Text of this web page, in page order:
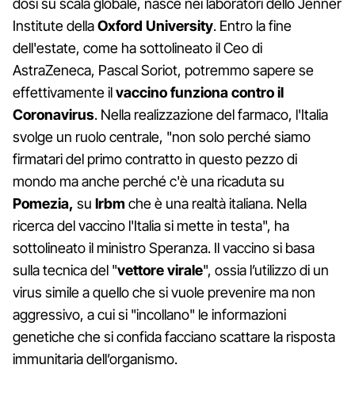
dosi su scala globale, nasce nei laboratori dello Jenner
Institute dellaOxford University. Entro la fine
dell'estate, come ha sottolineato il Ceo di
AstraZeneca, Pascal Soriot, potremmo sapere se
effettivamente ilvaccino funziona contro il
Coronavirus. Nella realizzazione del farmaco, l'Italia
svolge un ruolo centrale, "non solo perché siamo
firmatari del primo contratto in questo pezzo di
mondo ma anche perché c'è una ricaduta su
Pomezia, su Irbm che è una realtà italiana. Nella
ricerca del vaccino l'Italia si mette in testa", ha
sottolineato il ministro Speranza. Il vaccino si basa
sulla tecnica del "vettore virale", ossia l’utilizzo di un
virus simile a quello che si vuole prevenire ma non
aggressivo, a cui si "incollano" le informazioni
genetiche che si confida facciano scattare la risposta
immunitaria dell’organismo.